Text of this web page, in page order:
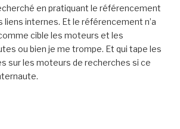
en pratiquant le référencement
liens internes. Et le référencement n’a
cible les moteurs et les
ou bien je me trompe. Et qui tape les
sur les moteurs de recherches si ce